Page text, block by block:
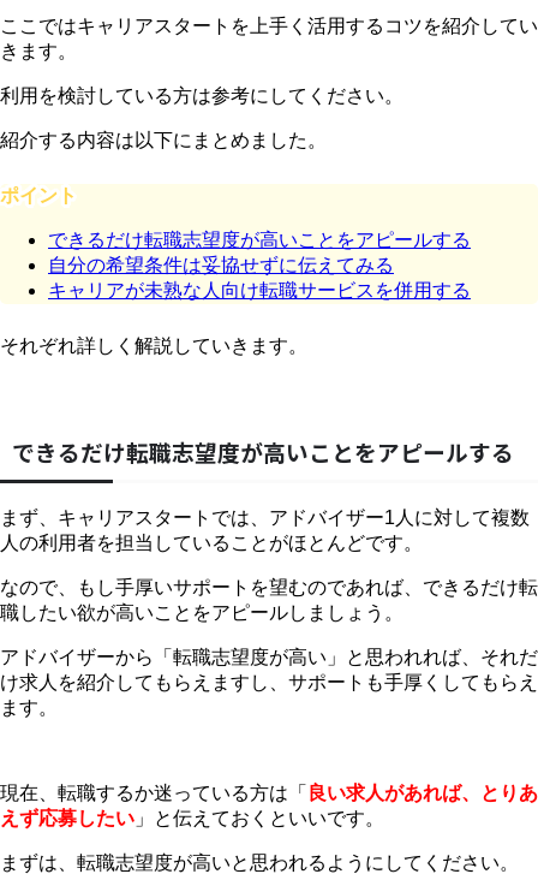
ここではキャリアスタートを上手く活用するコツを紹介してい
きます。
利用を検討している方は参考にしてください。
紹介する内容は以下にまとめました。
ポイント
できるだけ転職志望度が高いことをアピールする
自分の希望条件は妥協せずに伝えてみる
キャリアが未熟な人向け転職サービスを併用する
それぞれ詳しく解説していきます。
できるだけ転職志望度が高いことをアピールする
まず、キャリアスタートでは、アドバイザー1人に対して複数
人の利用者を担当していることがほとんどです。
なので、もし手厚いサポートを望むのであれば、できるだけ転
職したい欲が高いことをアピールしましょう。
アドバイザーから「転職志望度が高い」と思われれば、それだ
け求人を紹介してもらえますし、サポートも手厚くしてもらえ
ます。
現在、転職するか迷っている方は「 良い求人があれば、とりあ
えず応募したい 」と伝えておくといいです。
まずは、転職志望度が高いと思われるようにしてください。